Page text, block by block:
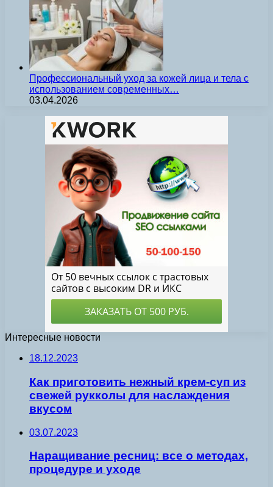
Профессиональный уход за кожей лица и тела с
использованием современных…
03.04.2026
Интересные новости
18.12.2023
Как приготовить нежный крем-суп из
свежей рукколы для наслаждения
вкусом
03.07.2023
Наращивание ресниц: все о методах,
процедуре и уходе